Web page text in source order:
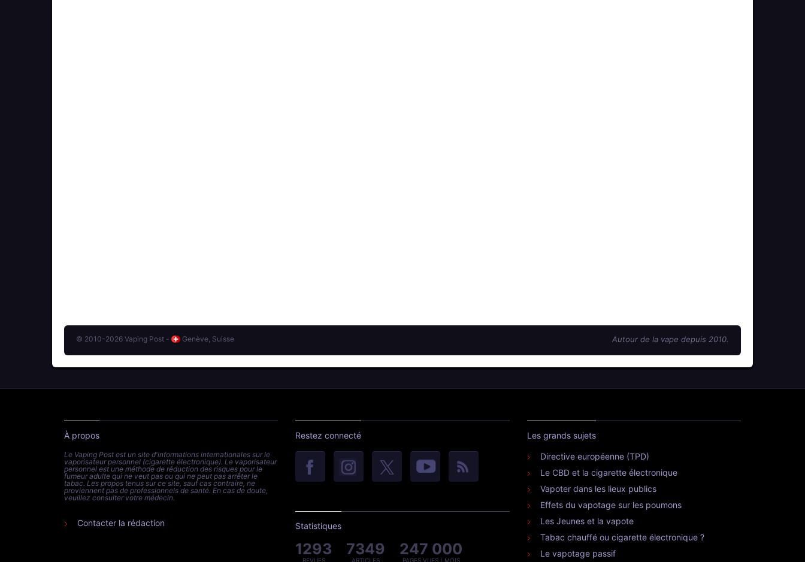
© 2010-2026 Vaping Post - Genève, Suisse Autour de la vape depuis 2010.
À propos
Le Vaping Post est un site d'informations internationales sur le
vaporisateur personnel (cigarette électronique). Le vaporisateur
personnel est une méthode de réduction des risques pour le
fumeur adulte qui ne veut pas ou qui ne peut pas arrêter le
tabac. Les propos tenus sur ce site, sauf cas contraire, ne
proviennent pas de professionnels de santé. En cas de doute,
veuillez consulter votre médecin.
Contacter la rédaction
Restez connecté
Statistiques
1293
REVUES
7349
ARTICLES
247 000
PAGES VUES / MOIS
Les grands sujets
Directive européenne (TPD)
Le CBD et la cigarette électronique
Vapoter dans les lieux publics
Effets du vapotage sur les poumons
Les Jeunes et la vapote
Tabac chauffé ou cigarette électronique ?
Le vapotage passif